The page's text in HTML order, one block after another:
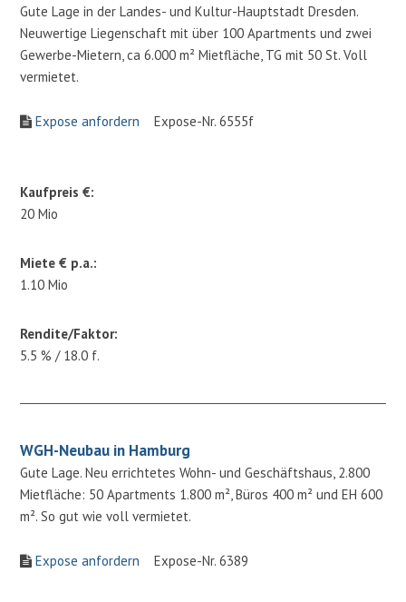
Gute Lage in der Landes- und Kultur-Hauptstadt Dresden.
Neuwertige Liegenschaft mit über 100 Apartments und zwei
Gewerbe-Mietern, ca 6.000 m² Mietfläche, TG mit 50 St. Voll
vermietet.
Expose anfordern Expose-Nr. 6555f
Kaufpreis €:
20 Mio
Miete € p.a.:
1.10 Mio
Rendite/Faktor:
5.5 % / 18.0 f.
WGH-Neubau in Hamburg
Gute Lage. Neu errichtetes Wohn- und Geschäftshaus, 2.800
Mietfläche: 50 Apartments 1.800 m², Büros 400 m² und EH 600
m². So gut wie voll vermietet.
Expose anfordern Expose-Nr. 6389